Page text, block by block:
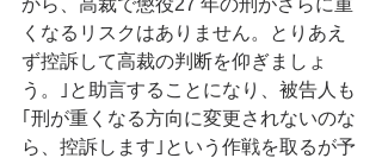
から、高裁で懲役27 年の刑がさらに重
くなるリスクはありません。とりあえ
ず控訴して高裁の判断を仰ぎましょ
う。｣と助言することになり、被告人も
｢刑が重くなる方向に変更されないのな
ら、控訴します｣という作戦を取るが予